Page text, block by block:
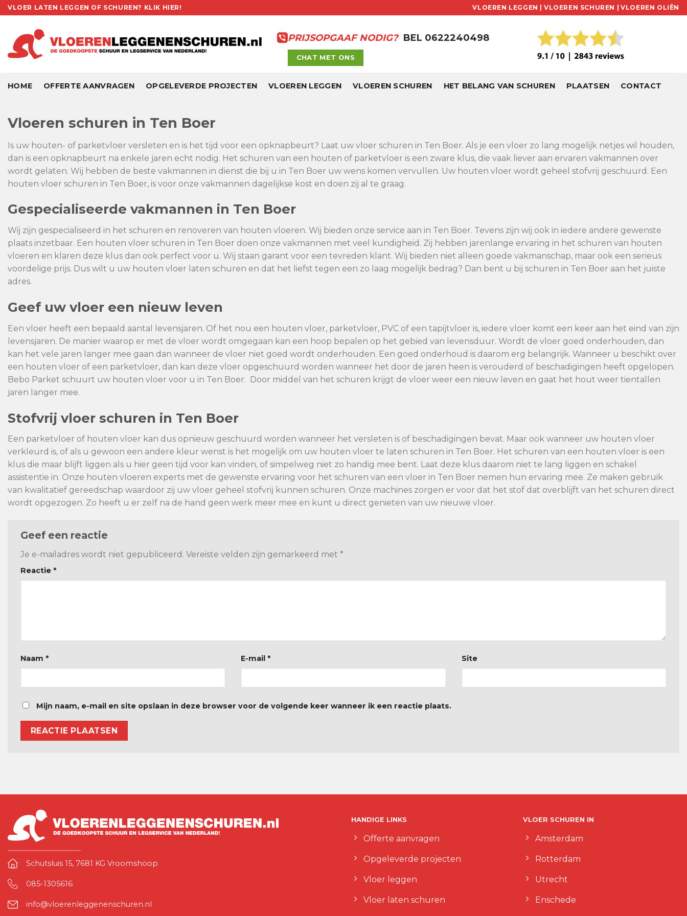
Skip
to
content
VLOER LATEN LEGGEN OF SCHUREN? KLIK HIER! VLOEREN LEGGEN | VLOEREN SCHUREN | VLOEREN OLIËN
PRIJSOPGAAF NODIG? BEL 0622240498
CHAT MET ONS
HOME OFFERTE AANVRAGEN OPGELEVERDE PROJECTEN VLOEREN LEGGEN VLOEREN SCHUREN HET BELANG VAN SCHUREN PLAATSEN CONTACT
Vloeren schuren in Ten Boer
Is uw houten- of parketvloer versleten en is het tijd voor een opknapbeurt? Laat uw vloer schuren in Ten Boer. Als je een vloer zo lang mogelijk netjes wil houden,
dan is een opknapbeurt na enkele jaren echt nodig. Het schuren van een houten of parketvloer is een zware klus, die vaak liever aan ervaren vakmannen over
wordt gelaten. Wij hebben de beste vakmannen in dienst die bij u in Ten Boer uw wens komen vervullen. Uw houten vloer wordt geheel stofvrij geschuurd. Een
houten vloer schuren in Ten Boer, is voor onze vakmannen dagelijkse kost en doen zij al te graag.
Gespecialiseerde vakmannen in Ten Boer
Wij zijn gespecialiseerd in het schuren en renoveren van houten vloeren. Wij bieden onze service aan in Ten Boer. Tevens zijn wij ook in iedere andere gewenste
plaats inzetbaar. Een houten vloer schuren in Ten Boer doen onze vakmannen met veel kundigheid. Zij hebben jarenlange ervaring in het schuren van houten
vloeren en klaren deze klus dan ook perfect voor u. Wij staan garant voor een tevreden klant. Wij bieden niet alleen goede vakmanschap, maar ook een serieus
voordelige prijs. Dus wilt u uw houten vloer laten schuren en dat het liefst tegen een zo laag mogelijk bedrag? Dan bent u bij schuren in Ten Boer aan het juiste
adres.
Geef uw vloer een nieuw leven
Een vloer heeft een bepaald aantal levensjaren. Of het nou een houten vloer, parketvloer, PVC of een tapijtvloer is, iedere vloer komt een keer aan het eind van zijn
levensjaren. De manier waarop er met de vloer wordt omgegaan kan een hoop bepalen op het gebied van levensduur. Wordt de vloer goed onderhouden, dan
kan het vele jaren langer mee gaan dan wanneer de vloer niet goed wordt onderhouden. Een goed onderhoud is daarom erg belangrijk. Wanneer u beschikt over
een houten vloer of een parketvloer, dan kan deze vloer opgeschuurd worden wanneer het door de jaren heen is verouderd of beschadigingen heeft opgelopen.
Bebo Parket schuurt uw houten vloer voor u in Ten Boer. Door middel van het schuren krijgt de vloer weer een nieuw leven en gaat het hout weer tientallen
jaren langer mee.
Stofvrij vloer schuren in Ten Boer
Een parketvloer of houten vloer kan dus opnieuw geschuurd worden wanneer het versleten is of beschadigingen bevat. Maar ook wanneer uw houten vloer
verkleurd is, of als u gewoon een andere kleur wenst is het mogelijk om uw houten vloer te laten schuren in Ten Boer. Het schuren van een houten vloer is een
klus die maar blijft liggen als u hier geen tijd voor kan vinden, of simpelweg niet zo handig mee bent. Laat deze klus daarom niet te lang liggen en schakel
assistentie in. Onze houten vloeren experts met de gewenste ervaring voor het schuren van een vloer in Ten Boer nemen hun ervaring mee. Ze maken gebruik
van kwalitatief gereedschap waardoor zij uw vloer geheel stofvrij kunnen schuren. Onze machines zorgen er voor dat het stof dat overblijft van het schuren direct
wordt opgezogen. Zo heeft u er zelf na de hand geen werk meer mee en kunt u direct genieten van uw nieuwe vloer.
Geef een reactie
Je e-mailadres wordt niet gepubliceerd. Vereiste velden zijn gemarkeerd met *
Reactie *
Naam * E-mail* Site
Mijn naam, e-mail en site opslaan in deze browser voor de volgende keer wanneer ik een reactie plaats.
Schutsluis 15, 7681 KG Vroomshoop
085-1305616
info@vloerenleggenenschuren.nl
HANDIGE LINKS
Offerte aanvragen
Opgeleverde projecten
Vloer leggen
Vloer laten schuren
VLOER SCHUREN IN
Amsterdam
Rotterdam
Utrecht
Enschede